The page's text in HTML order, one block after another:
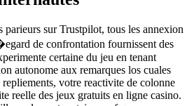
parieurs sur Trustpilot, tous les annexion
de confrontation fournissent des
certaine du jeu en tenant
autonome aux remarques los cuales
votre reactivite de colonne
reelle des jeux gratuits en ligne casino.